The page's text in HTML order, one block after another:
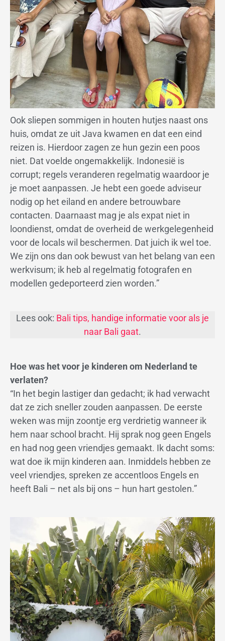
Ook sliepen sommigen in houten hutjes naast ons
huis, omdat ze uit Java kwamen en dat een eind
reizen is. Hierdoor zagen ze hun gezin een poos
niet. Dat voelde ongemakkelijk. Indonesië is
corrupt; regels veranderen regelmatig waardoor je
je moet aanpassen. Je hebt een goede adviseur
nodig op het eiland en andere betrouwbare
contacten. Daarnaast mag je als expat niet in
loondienst, omdat de overheid de werkgelegenheid
voor de locals wil beschermen. Dat juich ik wel toe.
We zijn ons dan ook bewust van het belang van een
werkvisum; ik heb al regelmatig fotografen en
modellen gedeporteerd zien worden.”
Lees ook: Bali tips, handige informatie voor als je
naar Bali gaat.
Hoe was het voor je kinderen om Nederland te
verlaten?
“In het begin lastiger dan gedacht; ik had verwacht
dat ze zich sneller zouden aanpassen. De eerste
weken was mijn zoontje erg verdrietig wanneer ik
hem naar school bracht. Hij sprak nog geen Engels
en had nog geen vriendjes gemaakt. Ik dacht soms:
wat doe ik mijn kinderen aan. Inmiddels hebben ze
veel vriendjes, spreken ze accentloos Engels en
heeft Bali – net als bij ons – hun hart gestolen.”